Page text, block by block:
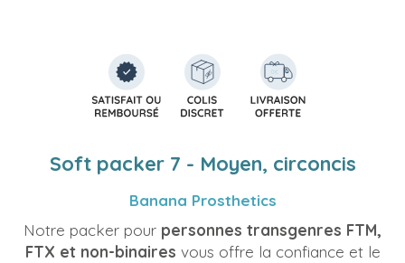
Soft packer 7 - Moyen, circoncis
Banana Prosthetics
Notre packer pour personnes transgenres FTM,
FTX et non-binaires vous offre la confiance et le